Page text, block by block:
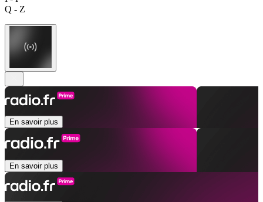
Q - Z
En savoir plus
En savoir plus